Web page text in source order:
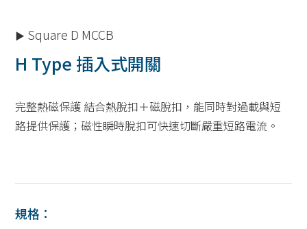
▶ Square D MCCB
H Type 插入式開關
完整熱磁保護 結合熱脫扣＋磁脫扣，能同時對過載與短
路提供保護；磁性瞬時脫扣可快速切斷嚴重短路電流。
規格：